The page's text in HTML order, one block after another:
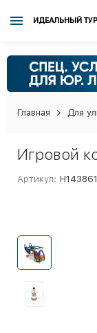
ИДЕАЛЬНЫЙ
Главная Для
Игровой
Артикул: Н143861